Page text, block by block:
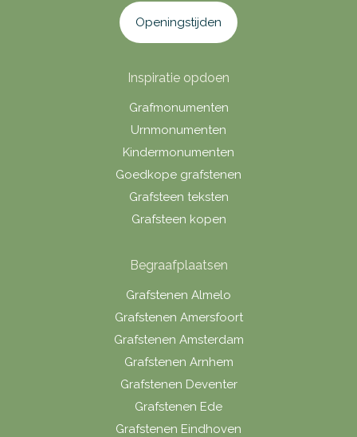
Openingstijden
Inspiratie opdoen
Grafmonumenten
Urnmonumenten
Kindermonumenten
Goedkope grafstenen
Grafsteen teksten
Grafsteen kopen
Begraafplaatsen
Grafstenen Almelo
Grafstenen Amersfoort
Grafstenen Amsterdam
Grafstenen Arnhem
Grafstenen Deventer
Grafstenen Ede
Grafstenen Eindhoven